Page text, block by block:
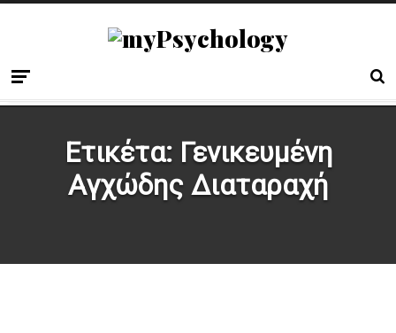
Ετικέτα: Γενικευμένη
Αγχώδης Διαταραχή